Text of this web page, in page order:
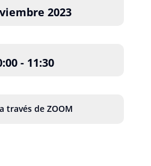
2023
- 11:30
través de ZOOM